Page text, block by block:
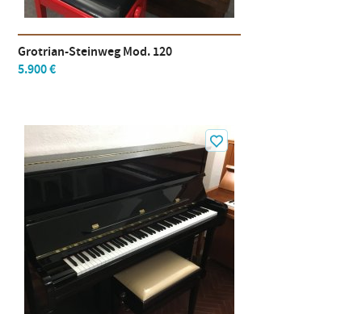
Grotrian-Steinweg Mod. 120
5.900 €